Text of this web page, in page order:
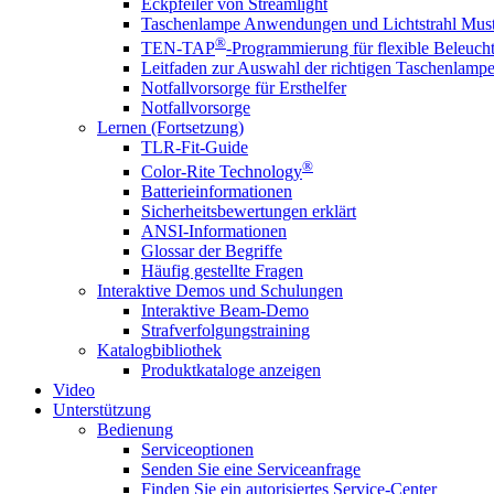
Taschenlampe Anwendungen und Lichtstrahl
TEN-TAP®-Programmierung für flexible
Leitfaden zur Auswahl der richtigen Taschenlampe
Notfallvorsorge für Ersthelfer
Notfallvorsorge
Lernen (Fortsetzung)
TLR-Fit-Guide
Color-Rite Technology®
Batterieinformationen
Sicherheitsbewertungen erklärt
ANSI-Informationen
Glossar der Begriffe
Häufig gestellte Fragen
Interaktive Demos und Schulungen
Interaktive Beam-Demo
Strafverfolgungstraining
Katalogbibliothek
Produktkataloge anzeigen
Video
Unterstützung
Bedienung
Serviceoptionen
Senden Sie eine Serviceanfrage
Finden Sie ein autorisiertes Service-Center